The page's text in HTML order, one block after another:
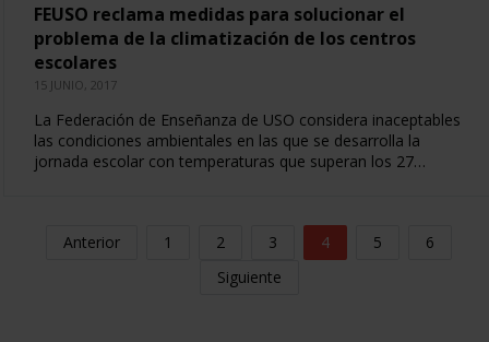
FEUSO reclama medidas para solucionar el
problema de la climatización de los centros
escolares
15 JUNIO, 2017
La Federación de Enseñanza de USO considera inaceptables
las condiciones ambientales en las que se desarrolla la
jornada escolar con temperaturas que superan los 27…
Anterior 1 2 3 4 5
6
Siguiente